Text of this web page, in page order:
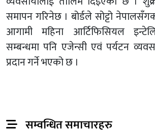
समापन गरिनेछ । बोर्डले सोट्टो
आगामी महिना आर्टिफिसियल
सम्बन्धमा पनि एजेन्सी एवं पर्यटन
प्रदान गर्ने भएको छ ।
सम्वन्धित समाचारहरु